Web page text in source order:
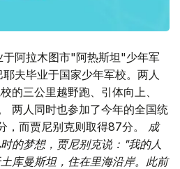
于阿拉木图市"阿热斯坦"少年军
夫毕业于国家少年军校。两人
的三公里越野跑、引体向上、
两人同时也参加了今年的全国统
，而贾尼别克则取得87分。 成
的梦想，贾尼别克说："我的人
库曼斯坦，住在里海沿岸。此前